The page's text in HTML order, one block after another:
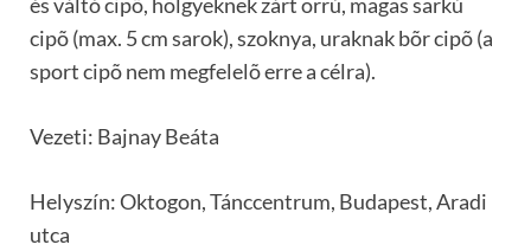
cipõ (max. 5 cm sarok), szoknya, uraknak bõr cipõ (a
sport cipõ nem megfelelõ erre a célra).
Vezeti: Bajnay Beáta
Helyszín: Oktogon, Tánccentrum, Budapest, Aradi
utca